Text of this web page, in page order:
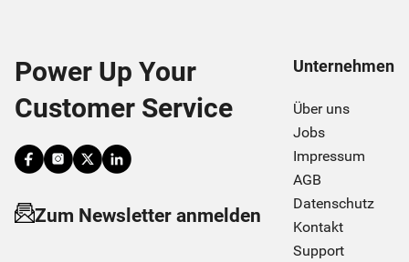
Power Up Your
Customer Service
Zum Newsletter anmelden
Unternehmen
Über uns
Jobs
Impressum
AGB
Datenschutz
Kontakt
Support